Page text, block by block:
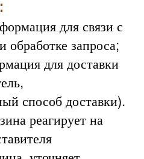
для связи с
запроса;
для доставки
способ доставки).
реагирует на